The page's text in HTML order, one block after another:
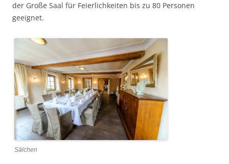
der Große Saal für Feierlichkeiten bis zu 80 Personen
geeignet.
Sälchen